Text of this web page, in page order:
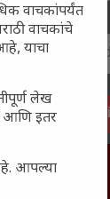
email.
वाचकांपर्यंत
वाचकांचे
याचा
लेख
आणि इतर
आपल्या